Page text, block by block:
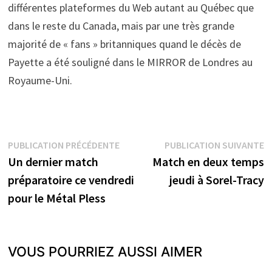
différentes plateformes du Web autant au Québec que
dans le reste du Canada, mais par une très grande
majorité de « fans » britanniques quand le décès de
Payette a été souligné dans le MIRROR de Londres au
Royaume-Uni.
Navigation
de
l’article
PUBLICATION PRÉCÉDENTEPublication
précédente :
Un dernier match
préparatoire ce vendredi
pour le Métal Pless
PUBLICATION SUIVANTE
Match en deux temps
jeudi à Sorel-Tracy
VOUS POURRIEZ AUSSI AIMER